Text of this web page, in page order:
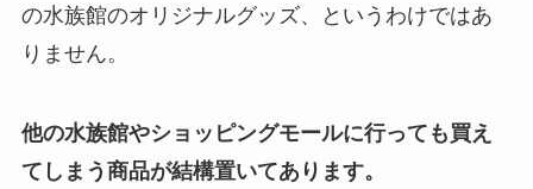
の水族館のオリジナルグッズ、というわけではあ
りません。
他の水族館やショッピングモールに行っても買え
てしまう商品が結構置いてあります。